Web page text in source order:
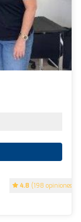
4.8 (198 opiniones)